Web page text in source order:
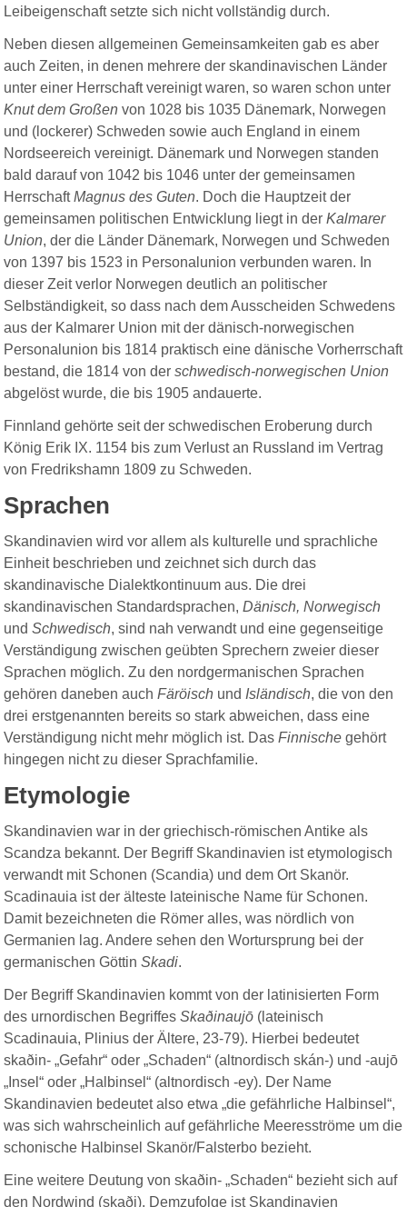
Leibeigenschaft setzte sich nicht vollständig durch.
Neben diesen allgemeinen Gemeinsamkeiten gab es aber
auch Zeiten, in denen mehrere der skandinavischen Länder
unter einer Herrschaft vereinigt waren, so waren schon unter
Knut dem Großen von 1028 bis 1035 Dänemark, Norwegen
und (lockerer) Schweden sowie auch England in einem
Nordseereich vereinigt. Dänemark und Norwegen standen
bald darauf von 1042 bis 1046 unter der gemeinsamen
HerrschaftMagnus des Guten. Doch die Hauptzeit der
gemeinsamen politischen Entwicklung liegt in derKalmarer
Union, der die Länder Dänemark, Norwegen und Schweden
von 1397 bis 1523 in Personalunion verbunden waren. In
dieser Zeit verlor Norwegen deutlich an politischer
Selbständigkeit, so dass nach dem Ausscheiden Schwedens
aus der Kalmarer Union mit der dänisch-norwegischen
Personalunion bis 1814 praktisch eine dänische Vorherrschaft
bestand, die 1814 von derschwedisch-norwegischen Union
abgelöst wurde, die bis 1905 andauerte.
Finnland gehörte seit der schwedischen Eroberung durch
König Erik IX. 1154 bis zum Verlust an Russland im Vertrag
von Fredrikshamn 1809 zu Schweden.
Sprachen
Skandinavien wird vor allem als kulturelle und sprachliche
Einheit beschrieben und zeichnet sich durch das
skandinavische Dialektkontinuum aus. Die drei
skandinavischen Standardsprachen,Dänisch, Norwegisch
undSchwedisch, sind nah verwandt und eine gegenseitige
Verständigung zwischen geübten Sprechern zweier dieser
Sprachen möglich. Zu den nordgermanischen Sprachen
gehören daneben auchFäröisch und Isländisch, die von den
drei erstgenannten bereits so stark abweichen, dass eine
Verständigung nicht mehr möglich ist. DasFinnische gehört
hingegen nicht zu dieser Sprachfamilie.
Etymologie
Skandinavien war in der griechisch-römischen Antike als
Scandza bekannt. Der Begriff Skandinavien ist etymologisch
verwandt mit Schonen (Scandia) und dem Ort Skanör.
Scadinauia ist der älteste lateinische Name für Schonen.
Damit bezeichneten die Römer alles, was nördlich von
Germanien lag. Andere sehen den Wortursprung bei der
germanischen GöttinSkadi.
Der Begriff Skandinavien kommt von der latinisierten Form
des urnordischen BegriffesSkaðinaujō (lateinisch
Scadinauia, Plinius der Ältere, 23-79). Hierbei bedeutet
skaðin- „Gefahr“ oder „Schaden“ (altnordisch skán-) und -aujō
„Insel“ oder „Halbinsel“ (altnordisch -ey). Der Name
Skandinavien bedeutet also etwa „die gefährliche Halbinsel“,
was sich wahrscheinlich auf gefährliche Meeresströme um die
schonische Halbinsel Skanör/Falsterbo bezieht.
Eine weitere Deutung von skaðin- „Schaden“ bezieht sich auf
den Nordwind (skaði). Demzufolge ist Skandinavien